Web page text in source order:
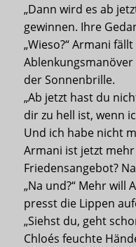
„Dann wird es ab
gewinnen. Ihre
„Wieso?“ Armani
der Sonnenbrille.
„Ab jetzt hast du
dir zu hell ist, wenn
Und ich habe nicht
Armani ist jetzt
Friedensangebot?
„Na und?“ Mehr will
presst die Lippen
„Siehst du, geht
Chloés feuchte